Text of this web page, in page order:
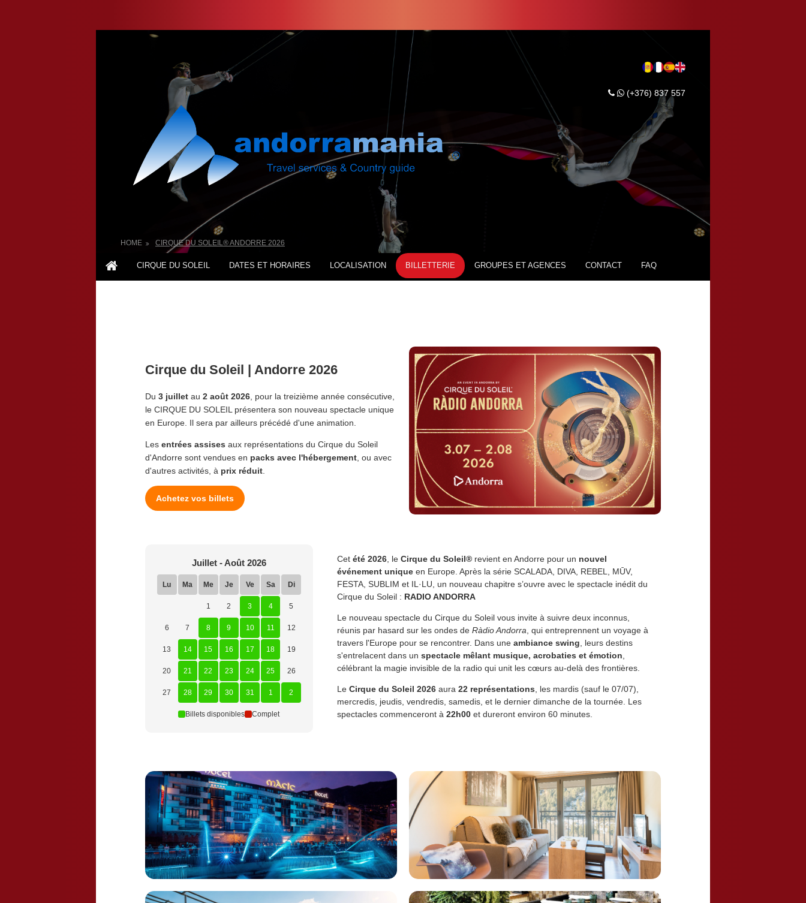
(+376) 837 557
HOME CIRQUE DU SOLEIL® ANDORRE 2026
CIRQUE DU SOLEIL DATES ET HORAIRES LOCALISATION BILLETTERIE GROUPES ET AGENCES CONTACT FAQ
Cirque du Soleil | Andorre 2026
Du 3 juilletau 2 août 2026, pour la treizième année consécutive,
le CIRQUE DU SOLEIL présentera son nouveau spectacle unique
en Europe. Il sera par ailleurs précédé d'une animation.
Les entrées assises aux représentations du Cirque du Soleil
d'Andorre sont vendues en packs avec l'hébergement, ou avec
d'autres activités, à prix réduit.
Achetez vos billets
Juillet - Août 2026
Lu Ma Me Je Ve Sa Di
1 2 3 4 5
6 7 8 9 10 11 12
13 14 15 16 17 18 19
20 21 22 23 24 25 26
27 28 29 30 31 1 2
Billets disponibles Complet
Cet été 2026, le Cirque du Soleil®revient en Andorre pour un nouvel
événement uniqueen Europe. Après la série SCALADA, DIVA, REBEL, MŪV,
FESTA, SUBLIM et IL·LU, un nouveau chapitre s’ouvre avec le spectacle inédit du
Cirque du Soleil : RADIO ANDORRA
Le nouveau spectacle du Cirque du Soleil vous invite à suivre deux inconnus,
réunis par hasard sur les ondes de Ràdio Andorra , qui entreprennent un voyage à
travers l'Europe pour se rencontrer. Dans une ambiance swing , leurs destins
s'entrelacent dans un spectacle mêlant musique, acrobaties et émotion
célébrant la magie invisible de la radio qui unit les cœurs au-delà des frontières.
Le Cirque du Soleil 2026aura 22 représentations , les mardis (sauf le 07/07),
mercredis, jeudis, vendredis, samedis, et le dernier dimanche de la tournée. Les
spectacles commenceront à 22h00et dureront environ 60 minutes.
Pack avec hôtel Pack avec appartement